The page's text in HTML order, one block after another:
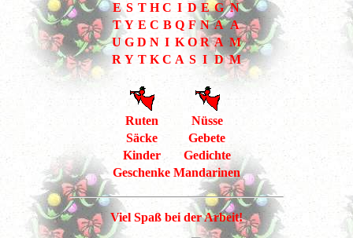
E S T H C I D E G N
T Y E C B Q F N A A
U G D N I K O R A M
R Y T K C A S I D M
Ruten
Nüsse
Säcke
Gebete
Kinder
Gedichte
Geschenke Mandarinen
Viel Spaß bei der Arbeit!